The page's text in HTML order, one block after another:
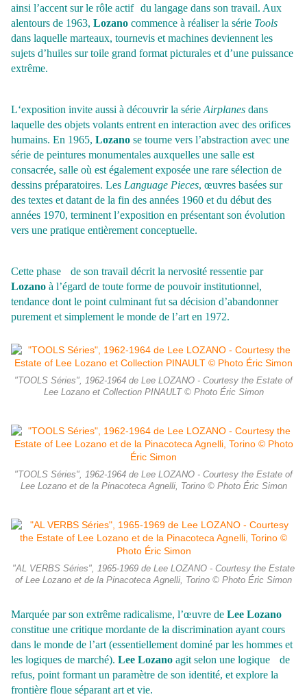
ainsi l’accent sur le rôle actif du langage dans son travail. Aux
alentours de 1963, Lozano commence à réaliser la série Tools
dans laquelle marteaux, tournevis et machines deviennent les
sujets d’huiles sur toile grand format picturales et d’une puissance
extrême.
L‘exposition invite aussi à découvrir la série Airplanes dans
laquelle des objets volants entrent en interaction avec des orifices
humains. En 1965, Lozano se tourne vers l’abstraction avec une
série de peintures monumentales auxquelles une salle est
consacrée, salle où est également exposée une rare sélection de
dessins préparatoires. Les Language Pieces, œuvres basées sur
des textes et datant de la fin des années 1960 et du début des
années 1970, terminent l’exposition en présentant son évolution
vers une pratique entièrement conceptuelle.
Cette phase de son travail décrit la nervosité ressentie par
Lozano à l’égard de toute forme de pouvoir institutionnel,
tendance dont le point culminant fut sa décision d’abandonner
purement et simplement le monde de l’art en 1972.
"TOOLS Séries", 1962-1964 de Lee LOZANO - Courtesy the Estate of
Lee Lozano et Collection PINAULT © Photo Éric Simon
"TOOLS Séries", 1962-1964 de Lee LOZANO - Courtesy the Estate of
Lee Lozano et de la Pinacoteca Agnelli, Torino © Photo Éric Simon
"AL VERBS Séries", 1965-1969 de Lee LOZANO - Courtesy the Estate
of Lee Lozano et de la Pinacoteca Agnelli, Torino © Photo Éric Simon
Marquée par son extrême radicalisme, l’œuvre de Lee Lozano
constitue une critique mordante de la discrimination ayant cours
dans le monde de l’art (essentiellement dominé par les hommes et
les logiques de marché). Lee Lozano agit selon une logique de
refus, point formant un paramètre de son identité, et explore la
frontière floue séparant art et vie.